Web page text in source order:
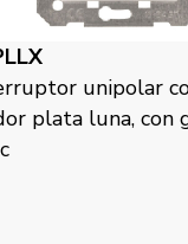
unipolar
plata luna, con